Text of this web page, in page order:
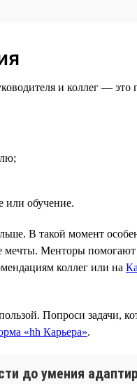
и коллег —
или обучение.
В такой момент
мечты. Менторы
коллег или на
Попроси задачи,
«hh Карьера».
до умения